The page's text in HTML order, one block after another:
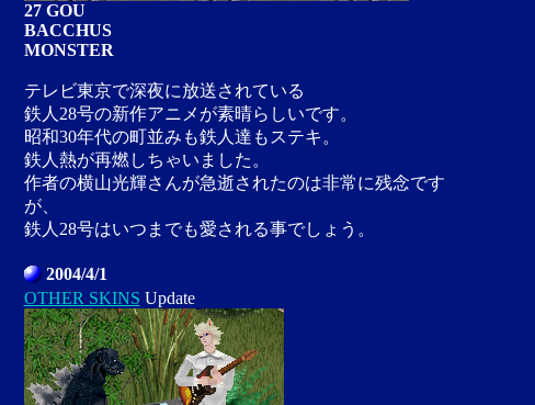
27 GOU
BACCHUS
MONSTER
テレビ東京で深夜に放送されている
鉄人28号の新作アニメが素晴らしいです。
昭和30年代の町並みも鉄人達もステキ。
鉄人熱が再燃しちゃいました。
作者の横山光輝さんが急逝されたのは非常に残念です
が、
鉄人28号はいつまでも愛される事でしょう。
2004/4/1
OTHER SKINS Update